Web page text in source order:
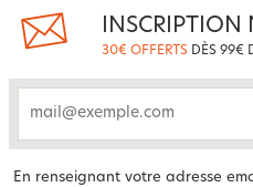
INSCRIPTION
30€ OFFERTS DÈS 99€
En renseignant votre adresse